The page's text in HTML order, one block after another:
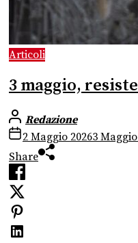
Articoli
3 maggio,
Redazione
2 Maggio 20263
Share